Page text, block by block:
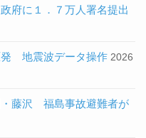
府に１．７万人署名提出
地震波データ操作 2026
藤沢 福島事故避難者が